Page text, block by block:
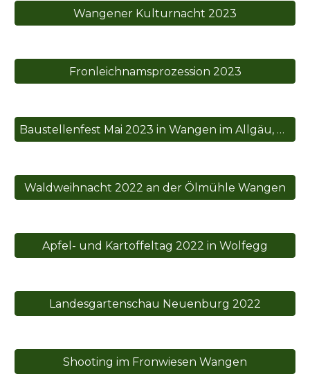
Wangener Kulturnacht 2023
Fronleichnamsprozession 2023
Baustellenfest Mai 2023 in Wangen im Allgäu, ERBA
Waldweihnacht 2022 an der Ölmühle Wangen
Apfel- und Kartoffeltag 2022 in Wolfegg
Landesgartenschau Neuenburg 2022
Shooting im Fronwiesen Wangen